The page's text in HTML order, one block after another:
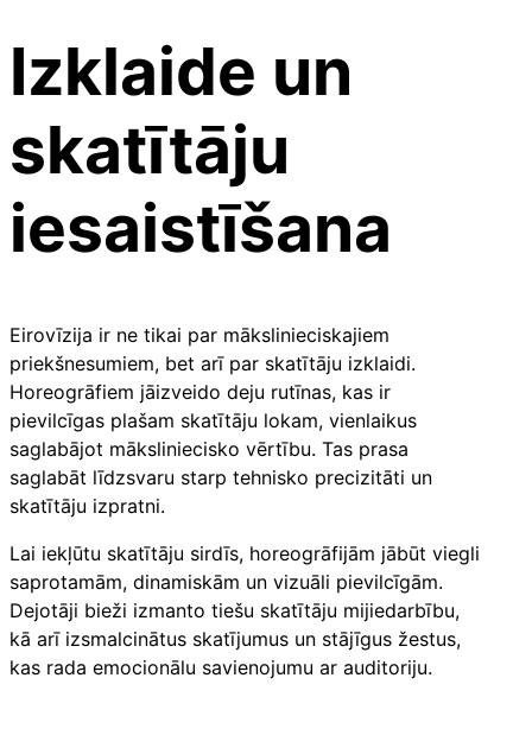
Izklaide un
skatītāju
iesaistīšana
Eirovīzija ir ne tikai par mākslinieciskajiem
priekšnesumiem, bet arī par skatītāju izklaidi.
Horeogrāfiem jāizveido deju rutīnas, kas ir
pievilcīgas plašam skatītāju lokam, vienlaikus
saglabājot māksliniecisko vērtību. Tas prasa
saglabāt līdzsvaru starp tehnisko precizitāti un
skatītāju izpratni.
Lai iekļūtu skatītāju sirdīs, horeogrāfijām jābūt viegli
saprotamām, dinamiskām un vizuāli pievilcīgām.
Dejotāji bieži izmanto tiešu skatītāju mijiedarbību,
kā arī izsmalcinātus skatījumus un stājīgus žestus,
kas rada emocionālu savienojumu ar auditoriju.